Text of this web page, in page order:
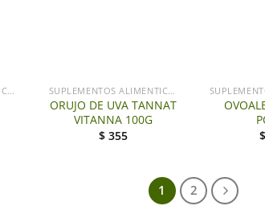
SUPLEMENTOS ALIMENTICIOS SUPLEMENTOS ALIMENTICIOS
ORUJO DE UVA TANNAT
VITANNA 100G
$ 355
1 2